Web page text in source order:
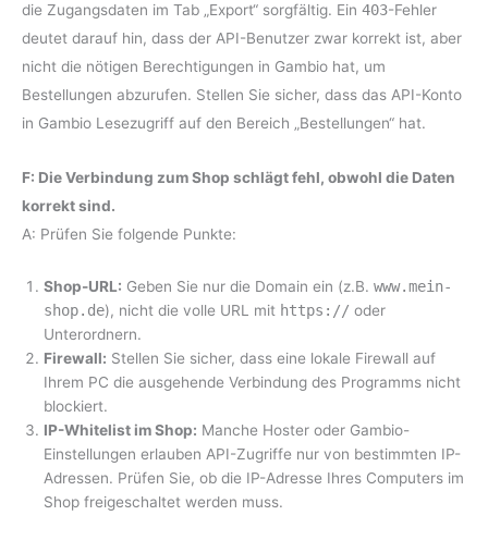
die Zugangsdaten im Tab „Export“ sorgfältig. Ein403-Fehler
deutet darauf hin, dass der API-Benutzer zwar korrekt ist, aber
nicht die nötigen Berechtigungen in Gambio hat, um
Bestellungen abzurufen. Stellen Sie sicher, dass das API-Konto
in Gambio Lesezugriff auf den Bereich „Bestellungen“ hat.
F: Die Verbindung zum Shop schlägt fehl, obwohl die Daten
korrekt sind.
A: Prüfen Sie folgende Punkte:
Shop-URL: Geben Sie nur die Domain ein (z.B.www.mein-
shop.de), nicht die volle URL mit https:// oder
Unterordnern.
Firewall: Stellen Sie sicher, dass eine lokale Firewall auf
Ihrem PC die ausgehende Verbindung des Programms nicht
blockiert.
IP-Whitelist im Shop: Manche Hoster oder Gambio-
Einstellungen erlauben API-Zugriffe nur von bestimmten IP-
Adressen. Prüfen Sie, ob die IP-Adresse Ihres Computers im
Shop freigeschaltet werden muss.